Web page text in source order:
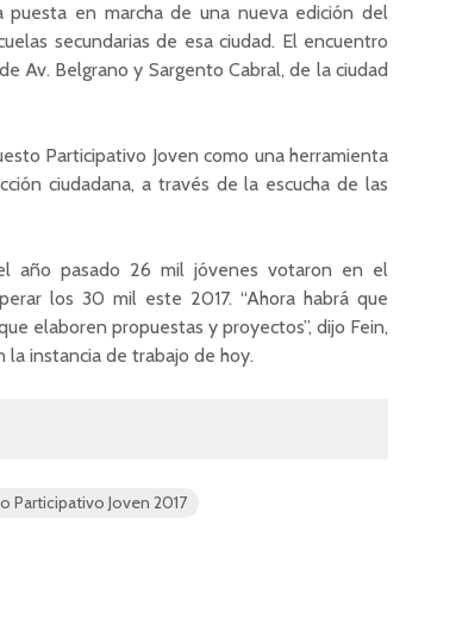
en marcha de una nueva edición del
secundarias de esa ciudad. El encuentro
Av. Belgrano y Sargento Cabral, de la ciudad
Participativo Joven como una herramienta
ciudadana, a través de la escucha de las
año pasado 26 mil jóvenes votaron en el
los 30 mil este 2017. “Ahora habrá que
elaboren propuestas y proyectos”, dijo Fein,
instancia de trabajo de hoy.
Participativo Joven 2017